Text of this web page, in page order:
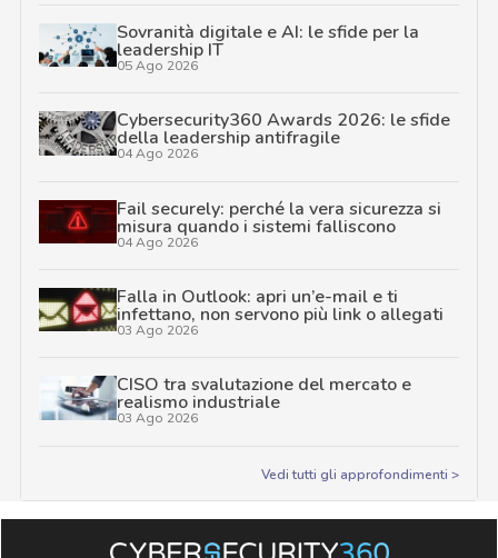
Sovranità digitale e AI: le sfide per la
leadership IT
05 Ago 2026
Cybersecurity360 Awards 2026: le sfide
della leadership antifragile
04 Ago 2026
Fail securely: perché la vera sicurezza si
misura quando i sistemi falliscono
04 Ago 2026
Falla in Outlook: apri un’e-mail e ti
infettano, non servono più link o allegati
03 Ago 2026
CISO tra svalutazione del mercato e
realismo industriale
03 Ago 2026
Vedi tutti gli approfondimenti >